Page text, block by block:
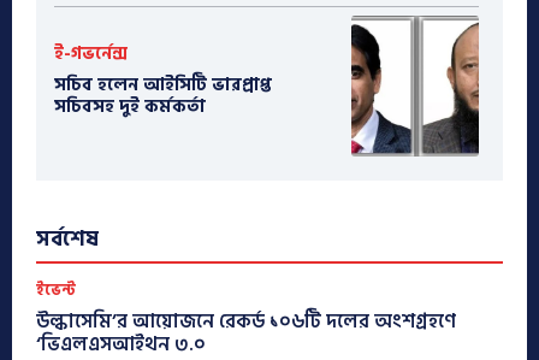
ই-গভর্নেন্স
সচিব হলেন আইসিটি ভারপ্রাপ্ত
সচিবসহ দুই কর্মকর্তা
সর্বশেষ
ইভেন্ট
উল্কাসেমি’র আয়োজনে রেকর্ড ১০৬টি দলের অংশগ্রহণে
‘ভিএলএসআইথন ৩.০